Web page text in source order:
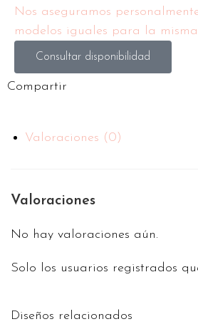
Nos aseguramos
modelos iguales para la
Consultar disponibilidad
Compartir
Valoraciones (0)
Valoraciones
No hay valoraciones aún.
Solo los usuarios registrados
Diseños relacionados